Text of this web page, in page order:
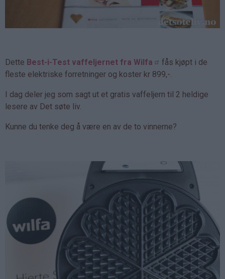
Dette Best-i-Test vaffeljernet fra Wilfa
fås kjøpt i de
fleste elektriske forretninger og koster kr 899,-.
I dag deler jeg som sagt ut et gratis vaffeljern til 2 heldige
lesere av Det søte liv.
Kunne du tenke deg å være en av de to vinnerne?